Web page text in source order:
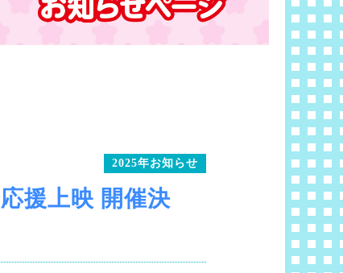
2025年お知らせ
援上映 開催決